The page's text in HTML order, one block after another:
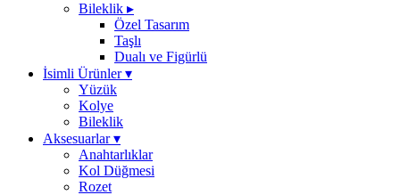
Bileklik ▸
Özel Tasarım
Taşlı
Dualı ve Figürlü
İsimli Ürünler▾
Yüzük
Kolye
Bileklik
Aksesuarlar▾
Anahtarlıklar
Kol Düğmesi
Rozet